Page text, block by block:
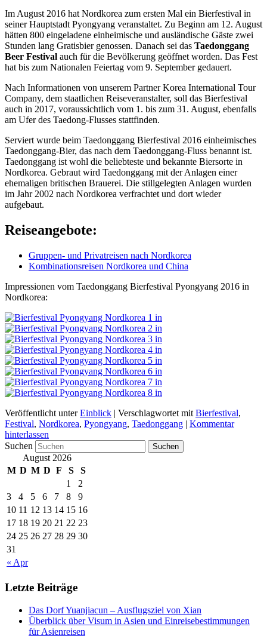
Im August 2016 hat Nordkorea zum ersten Mal ein Bierfestival in
seiner Hauptstadt Pyongyang veranstaltet. Zu Beginn am 12. August
hätten 800 eingeladene einheimische und ausländische Gäste zwei
Stunden lang Gratisbier genossen. Danach sei das Taedonggang
Beer Festival auch für die Bevölkerung geöffnet worden. Das Fest
hat bis zum Nationalen Feiertag vom 9. September gedauert.
Nach Informationen von unserem Partner Korea International Tour
Company, dem staatlichen Reiseveranstalter, soll das Bierfestival
auch in 2017, voraussichtlich vom 1. bis zum 31. August, ebenfalls
am Ufer des Taedong-Flusses stattfinden.
Serviert wurde beim Taedonggang Bierfestival 2016 einheimisches
Taedonggang-Bier, das nach dem Taedonggang-Fluss benannt ist.
Taedonggang ist wohl die beliebteste und bekannte Biersorte in
Nordkorea. Gebraut wird Taedonggang mit der Anlagen einer
ehemaligen britischen Brauerei. Die stillgelegten Anlagen wurden
im Jahr 2002 nach Nordkorea verfrachtet und dort wieder
aufgebaut.
Reiseangebote:
Gruppen- und Privatreisen nach Nordkorea
Kombinationsreisen Nordkorea und China
Impressionen vom Taedonggang Bierfestival Pyongyang 2016 in
Nordkorea:
Veröffentlicht unter Einblick | Verschlagwortet mit Bierfestival,
Festival, Nordkorea, Pyongyang, Taedonggang | Kommentar
hinterlassen
Suchen
August 2026
M D M D F S S
« Apr
1
2
3
4 5 6 7 8
9
10 11 12 13 14 15 16
17 18 19 20 21 22 23
24 25 26 27 28 29 30
31
Letzte Beiträge
Das Dorf Yuanjiacun – Ausflugsziel von Xian
Überblick über Visum in Asien und Einreisebestimmungen
für Asienreisen